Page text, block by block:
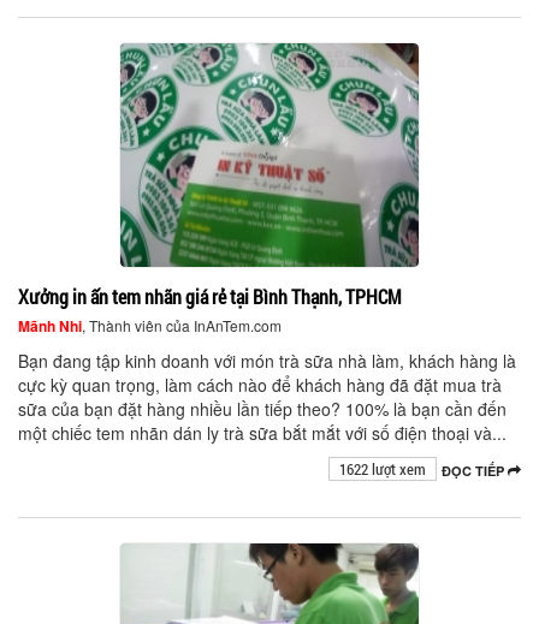
Xưởng in ấn tem nhãn giá rẻ tại Bình Thạnh, TPHCM
Mãnh Nhi, Thành viên của InAnTem.com
Bạn đang tập kinh doanh với món trà sữa nhà làm, khách hàng là
cực kỳ quan trọng, làm cách nào để khách hàng đã đặt mua trà
sữa của bạn đặt hàng nhiều lần tiếp theo? 100% là bạn cần đến
một chiếc tem nhãn dán ly trà sữa bắt mắt với số điện thoại và...
ĐỌC TIẾP
1622 lượt xem